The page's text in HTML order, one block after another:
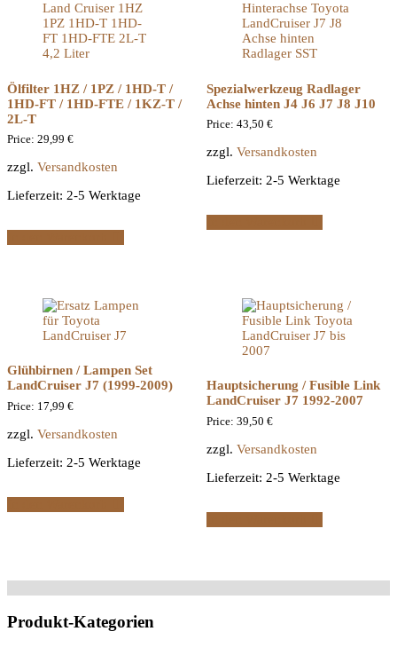
Ölfilter 1HZ / 1PZ / 1HD-T /
1HD-FT / 1HD-FTE / 1KZ-T /
2L-T
Price: 29,99 €
zzgl. Versandkosten
Lieferzeit: 2-5 Werktage
Spezialwerkzeug Radlager
Achse hinten J4 J6 J7 J8 J10
Price: 43,50 €
zzgl. Versandkosten
Lieferzeit: 2-5 Werktage
Glühbirnen / Lampen Set
LandCruiser J7 (1999-2009)
Price: 17,99 €
zzgl. Versandkosten
Lieferzeit: 2-5 Werktage
Hauptsicherung / Fusible Link
LandCruiser J7 1992-2007
Price: 39,50 €
zzgl. Versandkosten
Lieferzeit: 2-5 Werktage
Produkt-Kategorien